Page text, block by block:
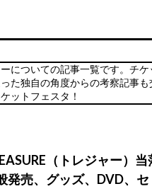
についての記事一覧です。チ
た独自の角度からの考察記事
ットフェスタ！
（トレジャー）
発売、グッズ、DVD、